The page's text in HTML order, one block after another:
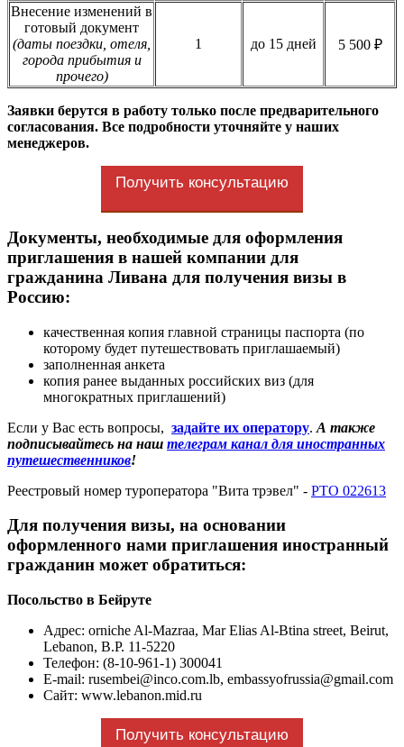
Внесение изменений в
готовый документ
(даты поездки, отеля,
города прибытия и
прочего)
1 до 15 дней 5 500 ₽
Заявки берутся в работу только после предварительного
согласования. Все подробности уточняйте у наших
менеджеров.
Получить консультацию
Документы, необходимые для оформления
приглашения в нашей компании для
гражданина Ливана для получения визы в
Россию:
качественная копия главной страницы паспорта (по
которому будет путешествовать приглашаемый)
заполненная анкета
копия ранее выданных российских виз (для
многократных приглашений)
Если у Вас есть вопросы, задайте их оператору. А также
подписывайтесь на наш телеграм канал для иностранных
путешественников!
Реестровый номер туроператора "Вита трэвел" - РТО 022613
Для получения визы, на основании
оформленного нами приглашения иностранный
гражданин может обратиться:
Посольство в Бейруте
Адрес: orniche Al-Mazraa, Mar Elias Al-Btina street, Beirut,
Lebanon, B.P. 11-5220
Телефон: (8-10-961-1) 300041
E-mail: rusembei@inco.com.lb, embassyofrussia@gmail.com
Сайт: www.lebanon.mid.ru
Получить консультацию